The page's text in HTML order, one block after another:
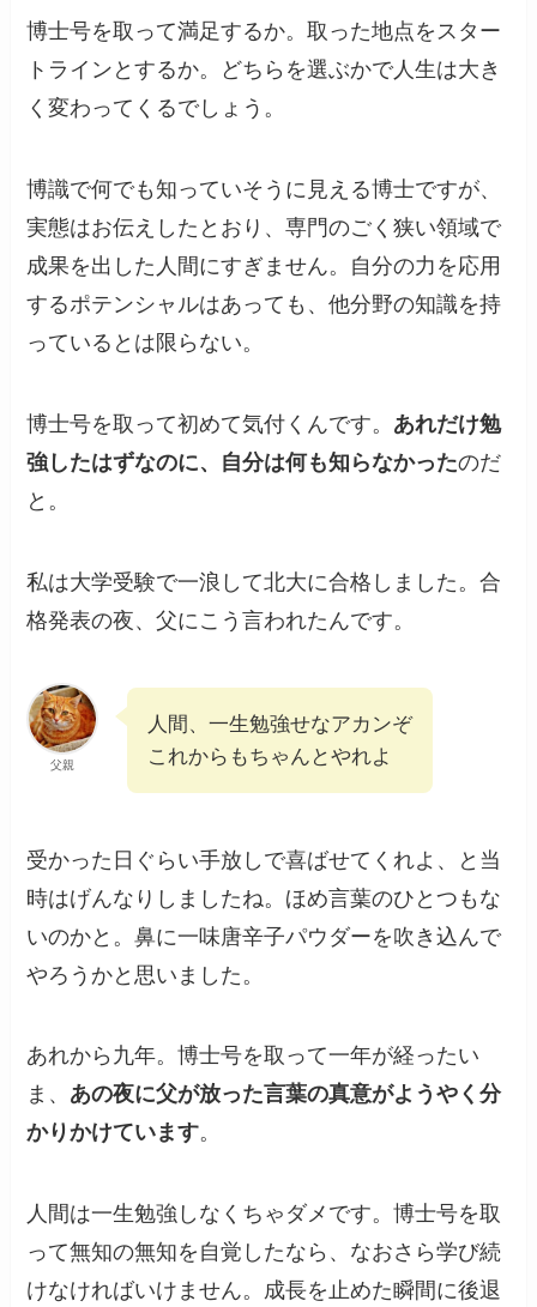
博士号を取って満足するか。取った地点をスター
トラインとするか。どちらを選ぶかで人生は大き
く変わってくるでしょう。
博識で何でも知っていそうに見える博士ですが、
実態はお伝えしたとおり、専門のごく狭い領域で
成果を出した人間にすぎません。自分の力を応用
するポテンシャルはあっても、他分野の知識を持
っているとは限らない。
博士号を取って初めて気付くんです。 あれだけ勉
強したはずなのに、自分は何も知らなかったのだ
と。
私は大学受験で一浪して北大に合格しました。合
格発表の夜、父にこう言われたんです。
父親
人間、一生勉強せなアカンぞ
これからもちゃんとやれよ
受かった日ぐらい手放しで喜ばせてくれよ、と当
時はげんなりしましたね。ほめ言葉のひとつもな
いのかと。鼻に一味唐辛子パウダーを吹き込んで
やろうかと思いました。
あれから九年。博士号を取って一年が経ったい
ま、 あの夜に父が放った言葉の真意がようやく分
かりかけています。
人間は一生勉強しなくちゃダメです。博士号を取
って無知の無知を自覚したなら、なおさら学び続
けなければいけません。成長を止めた瞬間に後退